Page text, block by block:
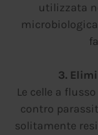
utilizzata
3.
Le celle a
contro
solitamente